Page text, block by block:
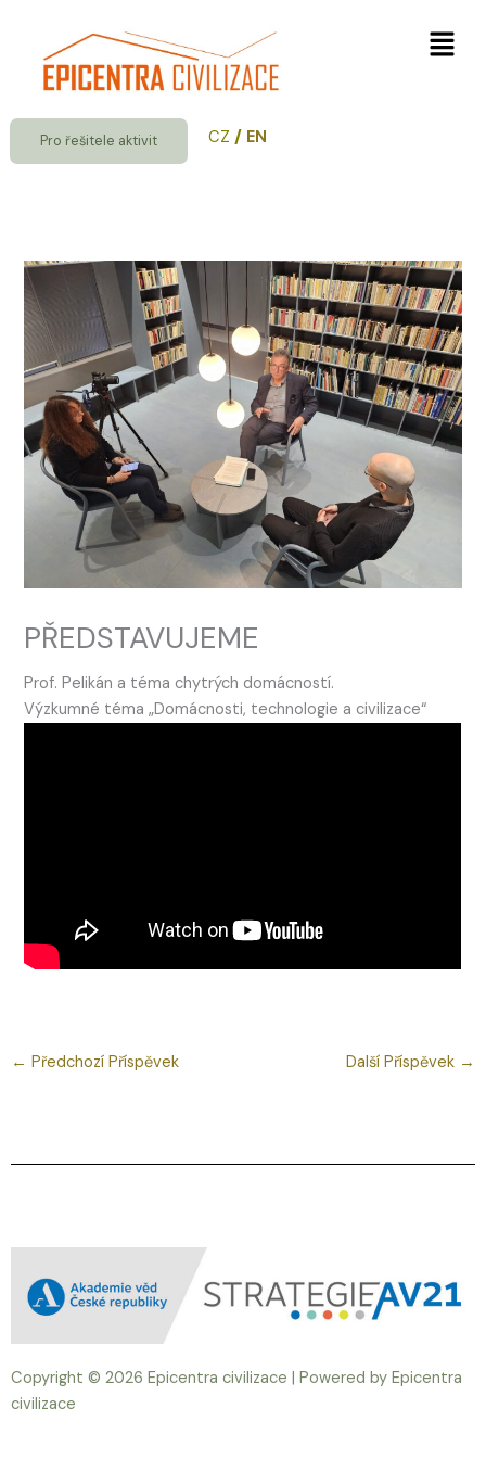
Pro řešitele aktivit CZ / EN
PŘEDSTAVUJEME
Prof. Pelikán a téma chytrých domácností.
Výzkumné téma „Domácnosti, technologie a civilizace“
← Předchozí Příspěvek Další Příspěvek →
Copyright © 2026 Epicentra civilizace | Powered by Epicentra
civilizace